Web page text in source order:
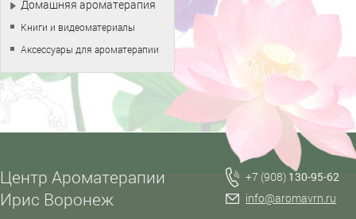
Домашняя ароматерапия
Книги и видеоматериалы
Аксессуары для ароматерапии
Центр Ароматерапии
Ирис Воронеж
+7 (908) 130-95-62
info@aromavrn.ru